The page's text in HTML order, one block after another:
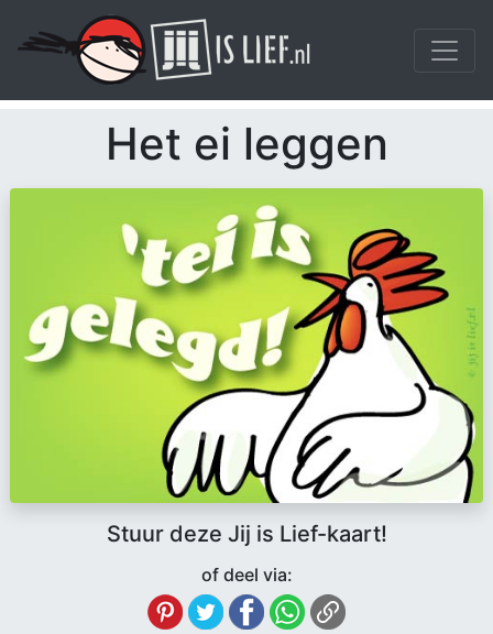
Het ei leggen
Stuur deze Jij is Lief-kaart!
of deel via: